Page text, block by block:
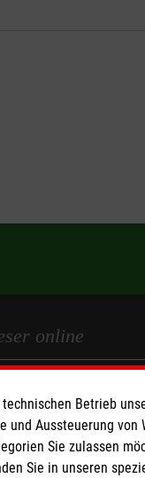
online
Jugend
Betrieb
Aussteuerung von
Sie zulassen
Sie in unseren